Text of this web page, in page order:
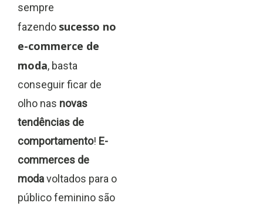
sempre
fazendo sucesso no
e-commerce de
moda, basta
conseguir ficar de
olho nas novas
tendências de
comportamento! E-
commerces de
modavoltados para o
público feminino são